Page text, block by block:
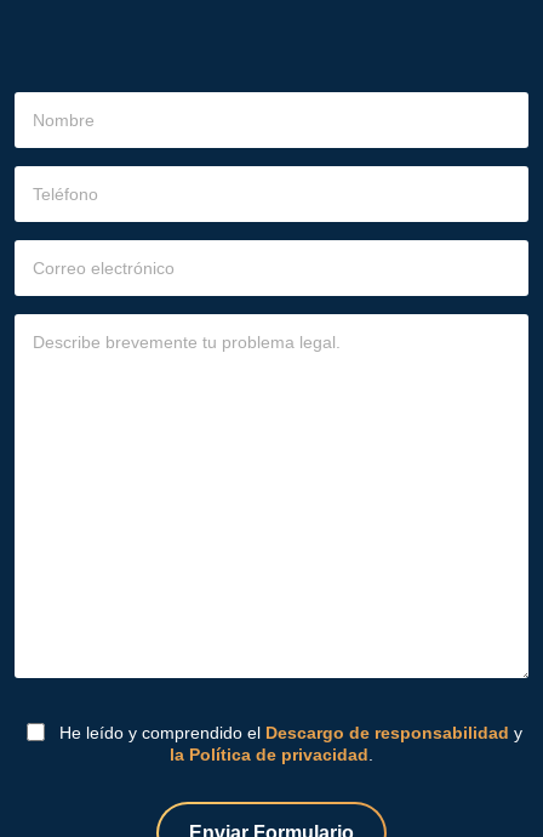
He leído y comprendido el Descargo de responsabilidad y
la Política de privacidad
Enviar Formulario